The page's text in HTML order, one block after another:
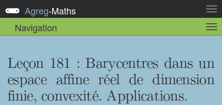
la
Agreg-Maths
Navigation
la
Leçon 181 : Barycentres dans un
espace affine réel de dimension
finie, convexité. Applications.